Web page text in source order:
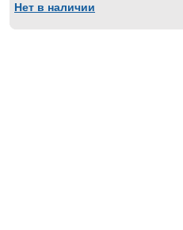
Нет в наличии